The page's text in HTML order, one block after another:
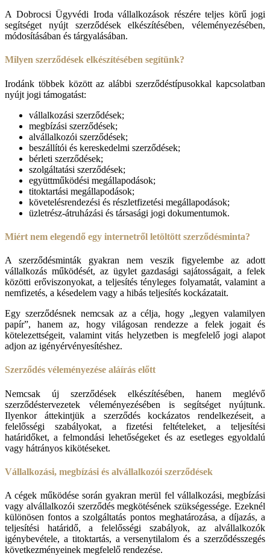
A Dobrocsi Ügyvédi Iroda vállalkozások részére teljes körű jogi
segítséget nyújt szerződések elkészítésében, véleményezésében,
módosításában és tárgyalásában.
Milyen szerződések elkészítésében segítünk?
Irodánk többek között az alábbi szerződéstípusokkal kapcsolatban
nyújt jogi támogatást:
vállalkozási szerződések;
megbízási szerződések;
alvállalkozói szerződések;
beszállítói és kereskedelmi szerződések;
bérleti szerződések;
szolgáltatási szerződések;
együttműködési megállapodások;
titoktartási megállapodások;
követelésrendezési és részletfizetési megállapodások;
üzletrész-átruházási és társasági jogi dokumentumok.
Miért nem elegendő egy internetről letöltött szerződésminta?
A szerződésminták gyakran nem veszik figyelembe az adott
vállalkozás működését, az ügylet gazdasági sajátosságait, a felek
közötti erőviszonyokat, a teljesítés tényleges folyamatát, valamint a
nemfizetés, a késedelem vagy a hibás teljesítés kockázatait.
Egy szerződésnek nemcsak az a célja, hogy „legyen valamilyen
papír”, hanem az, hogy világosan rendezze a felek jogait és
kötelezettségeit, valamint vitás helyzetben is megfelelő jogi alapot
adjon az igényérvényesítéshez.
Szerződés véleményezése aláírás előtt
Nemcsak új szerződések elkészítésében, hanem meglévő
szerződéstervezetek véleményezésében is segítséget nyújtunk.
Ilyenkor áttekintjük a szerződés kockázatos rendelkezéseit, a
felelősségi szabályokat, a fizetési feltételeket, a teljesítési
határidőket, a felmondási lehetőségeket és az esetleges egyoldalú
vagy hátrányos kikötéseket.
Vállalkozási, megbízási és alvállalkozói szerződések
A cégek működése során gyakran merül fel vállalkozási, megbízási
vagy alvállalkozói szerződés megkötésének szükségessége. Ezeknél
különösen fontos a szolgáltatás pontos meghatározása, a díjazás, a
teljesítési határidő, a felelősségi szabályok, az alvállalkozók
igénybevétele, a titoktartás, a versenytilalom és a szerződésszegés
következményeinek megfelelő rendezése.